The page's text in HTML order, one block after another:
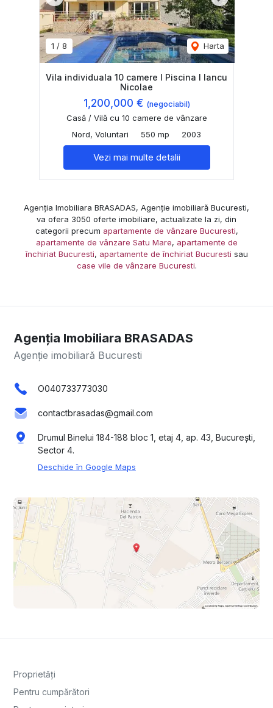
1 / 8 Harta
Vila individuala 10 camere I Piscina I Iancu
Nicolae
1,200,000 € (negociabil)
Casă / Vilă cu 10 camere de vânzare
Nord, Voluntari
550 mp 2003
Vezi mai multe detalii
Agenția Imobiliara BRASADAS, Agenție imobiliară Bucuresti,
va ofera 3050 oferte imobiliare, actualizate la zi, din
categorii precum apartamente de vânzare Bucuresti,
apartamente de vânzare Satu Mare, apartamente de
închiriat Bucuresti, apartamente de închiriat Bucuresti sau
case vile de vânzare Bucuresti.
Agenția Imobiliara BRASADAS
Agenție imobiliară Bucuresti
O040733773030
contactbrasadas@gmail.com
Drumul Binelui 184-188 bloc 1, etaj 4, ap. 43, București,
Sector 4.
Deschide în Google Maps
Proprietăți
Pentru cumpărători